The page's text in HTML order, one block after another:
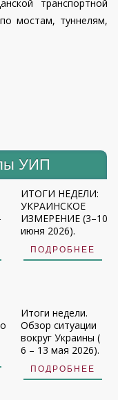
транспортной
мостам, туннелям,
УИП
ИТОГИ НЕДЕЛИ:
УКРАИНСКОЕ
ИЗМЕРЕНИЕ (3–10
июня 2026).
ПОДРОБНЕЕ
Итоги недели.
Обзор ситуации
вокруг Украины (
6 – 13 мая 2026).
ПОДРОБНЕЕ